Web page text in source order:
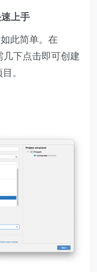
上手
此简单。在
几下点击即可创建
。